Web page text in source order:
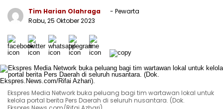
Tim Harian Olahraga
- Pewarta
Rabu, 25 Oktober 2023
Ekspres Media Network buka peluang bagi tim wartawan lokal untuk
kelola portal berita Pers Daerah di seluruh nusantara. (Dok.